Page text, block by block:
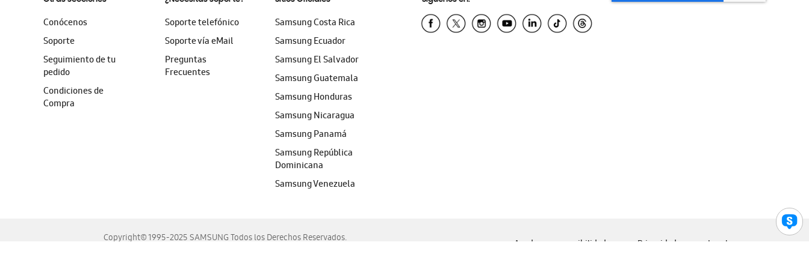
Conócenos
Soporte
Seguimiento de tu
pedido
Condiciones de
Compra
Soporte telefónico
Soporte vía eMail
Preguntas
Frecuentes
Samsung Costa Rica
Samsung Ecuador
Samsung El Salvador
Samsung Guatemala
Samsung Honduras
Samsung Nicaragua
Samsung Panamá
Samsung República
Dominicana
Samsung Venezuela
Copyright© 1995-2025 SAMSUNG Todos los Derechos Reservados.
Ayuda para accesibilidad Privacidad Legal